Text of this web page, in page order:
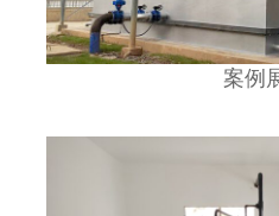
案例